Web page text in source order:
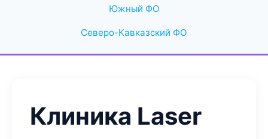
Южный ФО
Северо-Кавказский ФО
Клиника Laser